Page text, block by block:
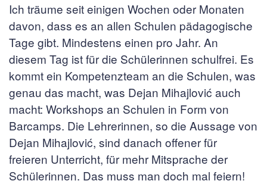
Ich träume seit einigen Wochen oder Monaten
davon, dass es an allen Schulen pädagogische
Tage gibt. Mindestens einen pro Jahr. An
diesem Tag ist für die Schülerinnen schulfrei. Es
kommt ein Kompetenzteam an die Schulen, was
genau das macht, was Dejan Mihajlović auch
macht: Workshops an Schulen in Form von
Barcamps. Die Lehrerinnen, so die Aussage von
Dejan Mihajlović, sind danach offener für
freieren Unterricht, für mehr Mitsprache der
Schülerinnen. Das muss man doch mal feiern!